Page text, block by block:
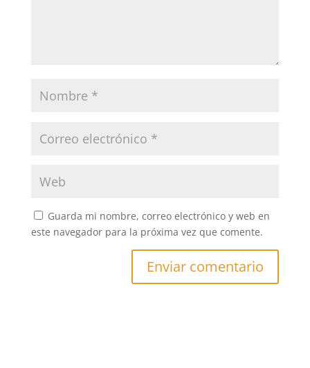
Guarda mi nombre, correo electrónico y web en
este navegador para la próxima vez que comente.